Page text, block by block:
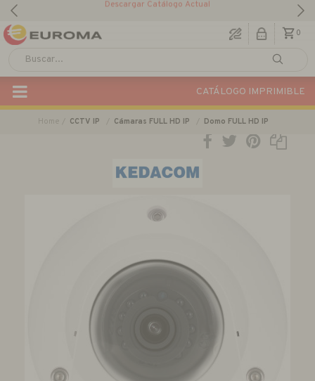
Descargar Catálogo Actual
0
CATÁLOGO IMPRIMIBLE
Home CCTV IP Cámaras FULL HD IP Domo FULL HD IP